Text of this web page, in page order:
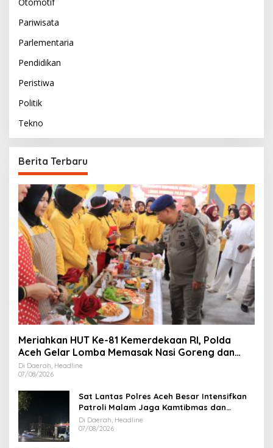
Pariwisata
Parlementaria
Pendidikan
Peristiwa
Politik
Tekno
Berita Terbaru
Meriahkan HUT Ke-81 Kemerdekaan RI, Polda
Aceh Gelar Lomba Memasak Nasi Goreng dan
Aneka Minuman
Di Daerah, Headline
07/08/2026
Sat Lantas Polres Aceh Besar Intensifkan
Patroli Malam Jaga Kamtibmas dan
Kelancaran Lalu Lintas
Di Daerah, Headline
07/08/2026